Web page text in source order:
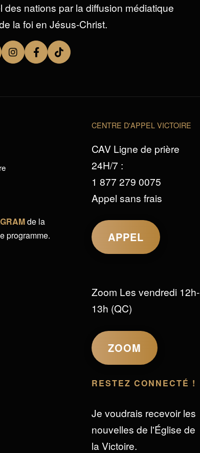
des nations par la diffusion médiatique
la foi en Jésus-Christ.
de la
programme.
CENTRE D'APPEL VICTOIRE
CAV Ligne de prière
24H/7 :
1 877 279 0075
Appel sans frais
APPEL
Zoom Les vendredi 12h-
13h (QC)
ZOOM
RESTEZ CONNECTÉ !
Je voudrais recevoir les
nouvelles de l'Église de
la Victoire.